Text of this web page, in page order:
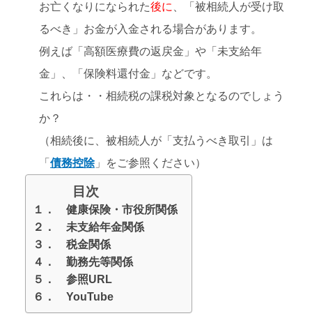
お亡くなりになられた後に
、「被相続人が受け取
るべき」お金が入金される場合があります。
例えば「高額医療費の返戻金」や「未支給年
金」、「保険料還付金」などです。
これらは・・相続税の課税対象となるのでしょう
か？
（相続後に、被相続人が「支払うべき取引」は
「 債務控除」をご参照ください）
目次
１． 健康保険・市役所関係
２． 未支給年金関係
３． 税金関係
４． 勤務先等関係
５． 参照URL
６． YouTube